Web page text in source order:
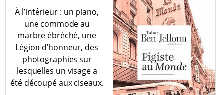
À l’intérieur : un piano,
une commode au
marbre ébréché, une
Légion d’honneur, des
photographies sur
lesquelles un visage a
été découpé aux ciseaux.